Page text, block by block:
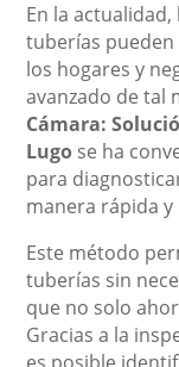
En la
tuberías
los hogares y
avanzado de tal
Cámara:
Lugo se ha
para
manera rápida y
Este método
tuberías sin
que no solo
Gracias a la